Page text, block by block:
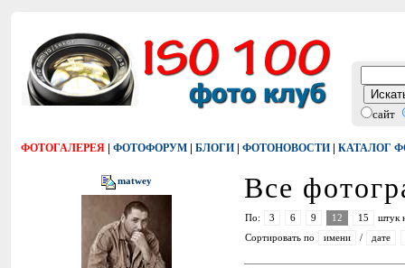
сайт
ФОТОГАЛЕРЕЯ | ФОТОФОРУМ | БЛОГИ | ФОТОНОВОСТИ | КАТАЛОГ
matwey Все
По: 3 6 9 12 15
штук
Сортировать по
имени / дате